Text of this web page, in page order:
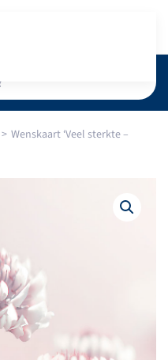
Wenskaart ‘Veel sterkte –